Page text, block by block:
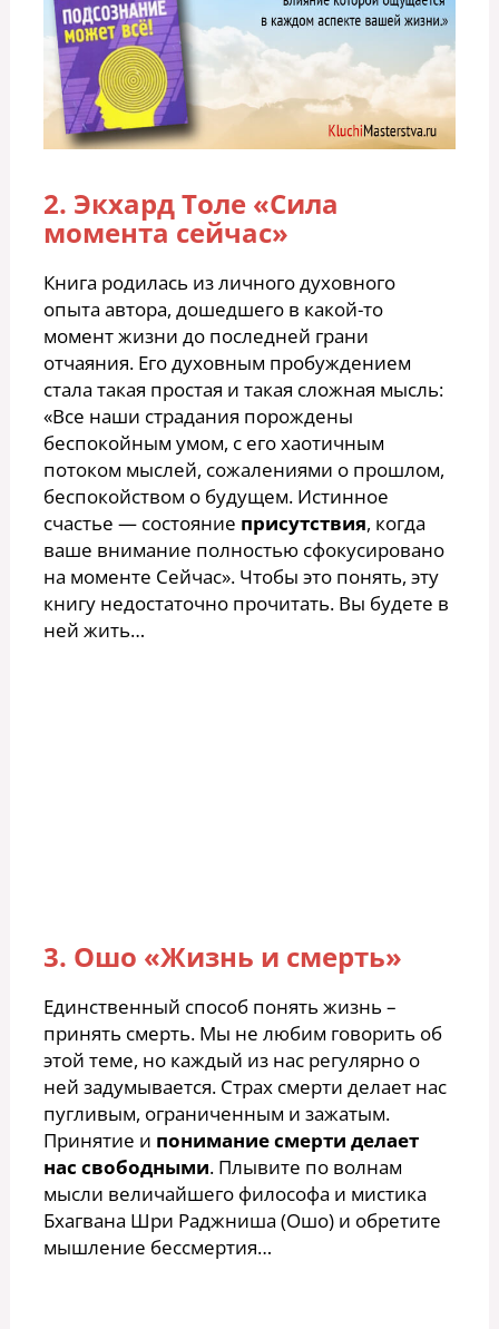
2. Экхард Толе «Сила
момента сейчас»
Книга родилась из личного духовного
опыта автора, дошедшего в какой-то
момент жизни до последней грани
отчаяния. Его духовным пробуждением
стала такая простая и такая сложная мысль:
«Все наши страдания порождены
беспокойным умом, с его хаотичным
потоком мыслей, сожалениями о прошлом,
беспокойством о будущем. Истинное
счастье — состояние присутствия, когда
ваше внимание полностью сфокусировано
на моменте Сейчас». Чтобы это понять, эту
книгу недостаточно прочитать. Вы будете в
ней жить…
3. Ошо «Жизнь и смерть»
Единственный способ понять жизнь –
принять смерть. Мы не любим говорить об
этой теме, но каждый из нас регулярно о
ней задумывается. Страх смерти делает нас
пугливым, ограниченным и зажатым.
Принятие и понимание смерти делает
нас свободными. Плывите по волнам
мысли величайшего философа и мистика
Бхагвана Шри Раджниша (Ошо) и обретите
мышление бессмертия…